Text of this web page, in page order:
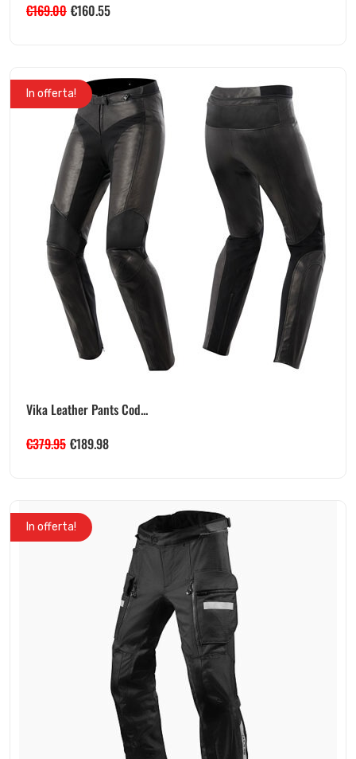
€169.00 €160.55
In offerta!
Vika Leather Pants Cod...
€379.95 €189.98
In offerta!